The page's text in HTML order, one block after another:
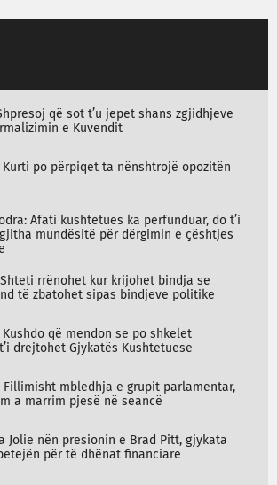
që sot t’u jepet shans zgjidhjeve
e Kuvendit
Kurti po përpiqet ta nënshtrojë opozitën
Afati kushtetues ka përfunduar, do t’i
mundësitë për dërgimin e çështjes
rrënohet kur krijohet bindja se
të zbatohet sipas bindjeve politike
që mendon se po shkelet
drejtohet Gjykatës Kushtetuese
Fillimisht mbledhja e grupit parlamentar,
a marrim pjesë në seancë
Jolie nën presionin e Brad Pitt, gjykata
për të dhënat financiare